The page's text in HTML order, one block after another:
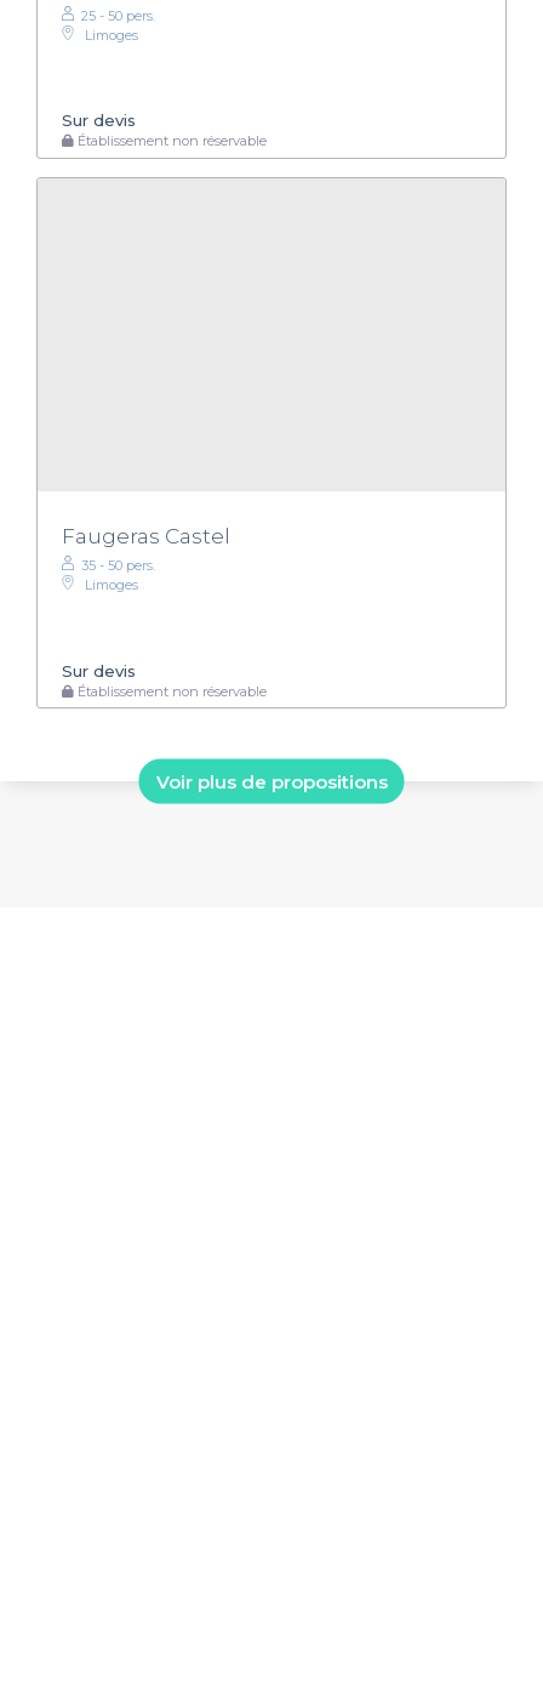
25 - 50 pers.
Limoges
Sur devis
Établissement non réservable
Faugeras Castel
35 - 50 pers.
Limoges
Sur devis
Établissement non réservable
Voir plus de propositions